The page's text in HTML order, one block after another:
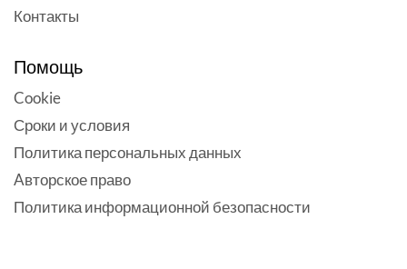
Контакты
Помощь
Cookie
Сроки и условия
Политика персональных данных
Aвторское право
Политика информационной безопасности